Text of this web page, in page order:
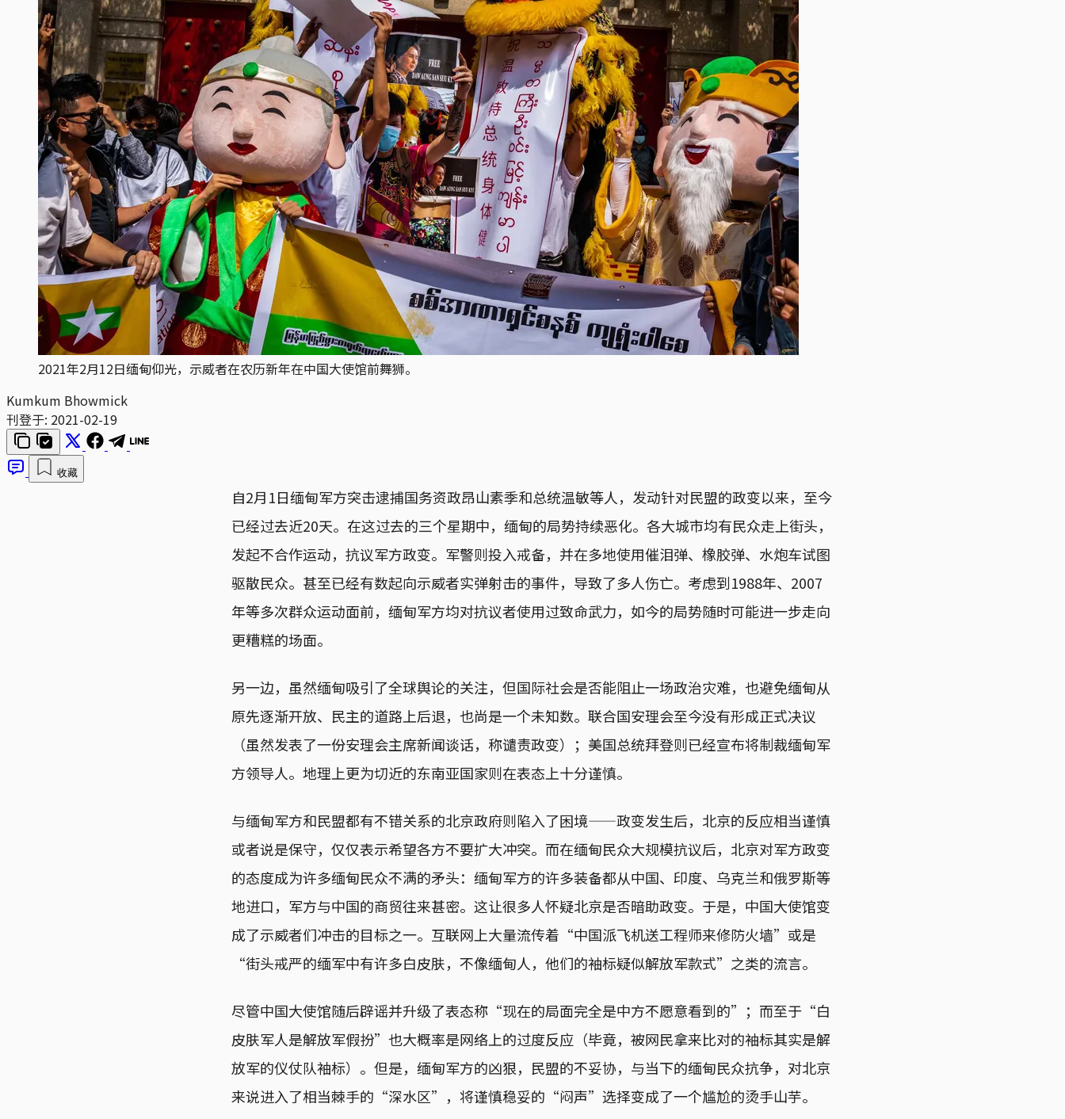
2021年2月12日缅甸仰光，示威者在农历新年在中国大使馆前舞狮。
Kumkum Bhowmick
刊登于: 2021-02-19
收藏
自2月1日缅甸军方突击逮捕国务资政昂山素季和总统温敏等人，发动针对民盟的政变以来，至今
已经过去近20天。在这过去的三个星期中，缅甸的局势持续恶化。各大城市均有民众走上街头，
发起不合作运动，抗议军方政变。军警则投入戒备，并在多地使用催泪弹、橡胶弹、水炮车试图
驱散民众。甚至已经有数起向示威者实弹射击的事件，导致了多人伤亡。考虑到1988年、2007
年等多次群众运动面前，缅甸军方均对抗议者使用过致命武力，如今的局势随时可能进一步走向
更糟糕的场面。
另一边，虽然缅甸吸引了全球舆论的关注，但国际社会是否能阻止一场政治灾难，也避免缅甸从
原先逐渐开放、民主的道路上后退，也尚是一个未知数。联合国安理会至今没有形成正式决议
（虽然发表了一份安理会主席新闻谈话，称谴责政变）；美国总统拜登则已经宣布将制裁缅甸军
方领导人。地理上更为切近的东南亚国家则在表态上十分谨慎。
与缅甸军方和民盟都有不错关系的北京政府则陷入了困境——政变发生后，北京的反应相当谨慎
或者说是保守，仅仅表示希望各方不要扩大冲突。而在缅甸民众大规模抗议后，北京对军方政变
的态度成为许多缅甸民众不满的矛头：缅甸军方的许多装备都从中国、印度、乌克兰和俄罗斯等
地进口，军方与中国的商贸往来甚密。这让很多人怀疑北京是否暗助政变。于是，中国大使馆变
成了示威者们冲击的目标之一。互联网上大量流传着“中国派飞机送工程师来修防火墙”或是
“街头戒严的缅军中有许多白皮肤，不像缅甸人，他们的袖标疑似解放军款式”之类的流言。
尽管中国大使馆随后辟谣并升级了表态称“现在的局面完全是中方不愿意看到的”；而至于“白
皮肤军人是解放军假扮”也大概率是网络上的过度反应（毕竟，被网民拿来比对的袖标其实是解
放军的仪仗队袖标）。但是，缅甸军方的凶狠，民盟的不妥协，与当下的缅甸民众抗争，对北京
来说进入了相当棘手的“深水区”，将谨慎稳妥的“闷声”选择变成了一个尴尬的烫手山芋。